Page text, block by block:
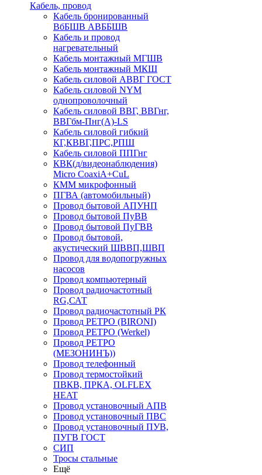
Кабель, провод
Кабель бронированный
ВбБШВ АВББШВ
Кабель и провод
нагревательный
Кабель монтажный МГШВ
Кабель монтажный МКШ
Кабель силовой АВВГ ГОСТ
Кабель силовой NYM
однопроволочный
Кабель силовой ВВГ, ВВГнг,
ВВГбм-Пнг(А)-LS
Кабель силовой гибкий
КГ,КВВГ,ПРС,РПШ
Кабель силовой ППГнг
КВК(д/видеонаблюдения)
Micro CoaxiA+CuL
КММ микрофонный
ПГВА (автомобильный)
Провод бытовой АПУНП
Провод бытовой ПуВВ
Провод бытовой ПуГВВ
Провод бытовой,
акустический ШВВП,ШВП
Провод для водопогружных
насосов
Провод компьютерный
Провод радиочастотный
RG,САТ
Провод радиочастотный РК
Провод РЕТРО (BIRONI)
Провод РЕТРО (Werkel)
Провод РЕТРО
(МЕЗОНИНЪ))
Провод телефонный
Провод термостойкий
ПВКВ, ПРКА, OLFLEX
HEAT
Провод установочный АПВ
Провод установочный ПВС
Провод установочный ПУВ,
ПУГВ ГОСТ
СИП
Тросы стальные
Ещё